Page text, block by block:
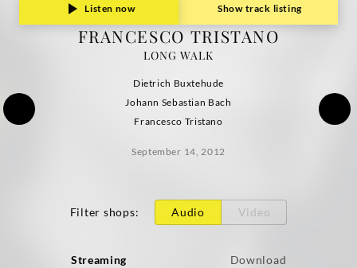
Listen now Show track listing
FRANCESCO TRISTANO
LONG WALK
Dietrich Buxtehude
Johann Sebastian Bach
Francesco Tristano
September 14, 2012
Filter shops: Audio Video
Streaming Download